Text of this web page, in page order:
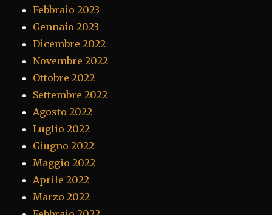
Febbraio 2023
Gennaio 2023
Dicembre 2022
Novembre 2022
Ottobre 2022
Settembre 2022
Agosto 2022
Luglio 2022
Giugno 2022
Maggio 2022
Aprile 2022
Marzo 2022